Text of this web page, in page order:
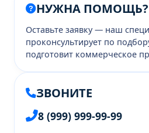
НУЖНА ПОМОЩЬ?
Оставьте заявку — наш
проконсультирует по
подготовит коммерческое
ЗВОНИТЕ
8 (999) 999-99-99